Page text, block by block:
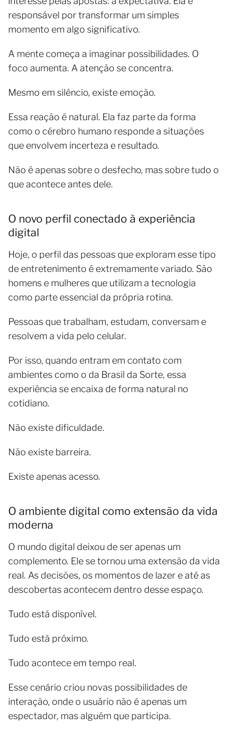
responsável por transformar um simples
momento em algo significativo.
A mente começa a imaginar possibilidades. O
foco aumenta. A atenção se concentra.
Mesmo em silêncio, existe emoção.
Essa reação é natural. Ela faz parte da forma
como o cérebro humano responde a situações
que envolvem incerteza e resultado.
Não é apenas sobre o desfecho, mas sobre tudo o
que acontece antes dele.
O novo perfil conectado à experiência
digital
Hoje, o perfil das pessoas que exploram esse tipo
de entretenimento é extremamente variado. São
homens e mulheres que utilizam a tecnologia
como parte essencial da própria rotina.
Pessoas que trabalham, estudam, conversam e
resolvem a vida pelo celular.
Por isso, quando entram em contato com
ambientes como o da Brasil da Sorte, essa
experiência se encaixa de forma natural no
cotidiano.
Não existe dificuldade.
Não existe barreira.
Existe apenas acesso.
O ambiente digital como extensão da vida
moderna
O mundo digital deixou de ser apenas um
complemento. Ele se tornou uma extensão da vida
real. As decisões, os momentos de lazer e até as
descobertas acontecem dentro desse espaço.
Tudo está disponível.
Tudo está próximo.
Tudo acontece em tempo real.
Esse cenário criou novas possibilidades de
interação, onde o usuário não é apenas um
espectador, mas alguém que participa.